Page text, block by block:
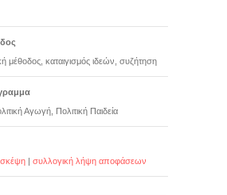
μέθοδος, καταιγισμός ιδεών, συζήτηση
Αγωγή, Πολιτική Παιδεία
σκέψη | συλλογική λήψη αποφάσεων